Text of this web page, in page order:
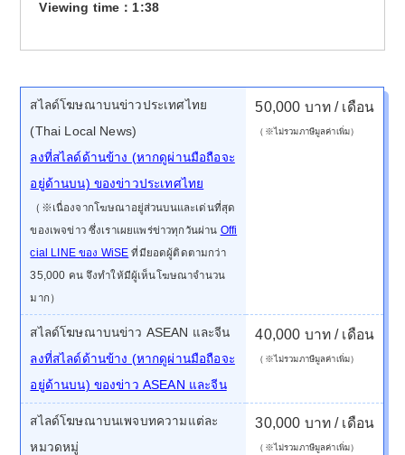
Viewing time：1:38
สไลด์โฆษณาบนข่าวประเทศไทย
(Thai Local News)
ลงที่สไลด์ด้านข้าง (หากดูผ่านมือถือจะ
อยู่ด้านบน) ของข่าวประเทศไทย
（※เนื่องจากโฆษณาอยู่ส่วนบนและเด่นที่สุด
ของเพจข่าว ซึ่งเราเผยแพร่ข่าวทุกวันผ่าน Offi
cial LINE ของ WiSE ที่มียอดผู้ติดตามกว่า
35,000 คน จึงทำให้มีผู้เห็นโฆษณาจำนวน
มาก）
50,000 บาท / เดือน
（※ไม่รวมภาษีมูลค่าเพิ่ม）
สไลด์โฆษณาบนข่าว ASEAN และจีน
ลงที่สไลด์ด้านข้าง (หากดูผ่านมือถือจะ
อยู่ด้านบน) ของข่าว ASEAN และจีน
40,000 บาท / เดือน
（※ไม่รวมภาษีมูลค่าเพิ่ม）
สไลด์โฆษณาบนเพจบทความแต่ละ
หมวดหมู่
30,000 บาท / เดือน
（※ไม่รวมภาษีมูลค่าเพิ่ม）